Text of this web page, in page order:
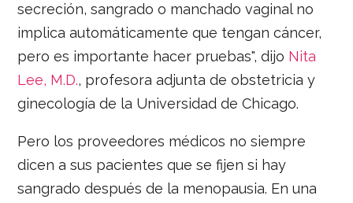
secreción, sangrado o manchado vaginal no
implica automáticamente que tengan cáncer,
pero es importante hacer pruebas", dijo Nita
Lee, M.D., profesora adjunta de obstetricia y
ginecología de la Universidad de Chicago.
Pero los proveedores médicos no siempre
dicen a sus pacientes que se fijen si hay
sangrado después de la menopausia. En una